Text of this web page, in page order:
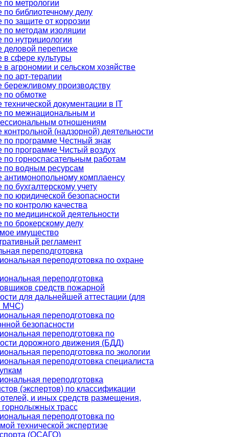
по метрологии
по библиотечному делу
по защите от коррозии
по методам изоляции
по нутрициологии
деловой переписке
в сфере культуры
в агрономии и сельском хозяйстве
по арт-терапии
бережливому производству
по обмотке
технической документации в IT
по межнациональным и
отношениям
контрольной (надзорной) деятельности
по программе Честный знак
по программе Чистый воздух
по горноспасательным работам
по водным ресурсам
антимонопольному комплаенсу
бухгалтерскому учету
по юридической безопасности
по контролю качества
по медицинской деятельности
по брокерскому делу
имущество
регламент
переподготовка
переподготовка по охране
переподготовка
средств пожарной
для дальнейшей аттестации (для
МЧС)
переподготовка по
безопасности
переподготовка по
дорожного движения (БДД)
переподготовка по экологии
переподготовка специалиста
переподготовка
(экспертов) по классификации
отелей, и иных средств размещения,
трасс
переподготовка по
технической экспертизе
(ОСАГО)